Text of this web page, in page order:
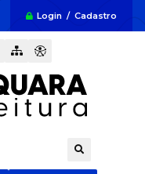
Login / Cadastro